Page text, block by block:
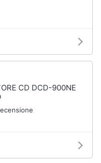
CD DCD-900NE